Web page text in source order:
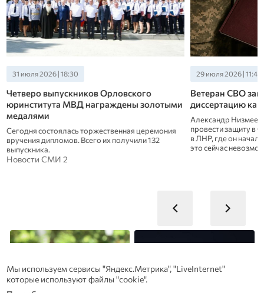
31 июля 2026 | 18:30
Четверо выпускников Орловского
юринститута МВД награждены золотыми
медалями
Сегодня состоялась торжественная церемония
вручения дипломов. Всего их получили 132
выпускника.
29 июля 2026 | 11:40
Ветеран СВО
диссертацию
Александр Низмеев
провести защиту в
в ЛНР, где он начал
это сейчас
Новости СМИ 2
Мы используем сервисы "Яндекс.Метрика", "LiveInternet"
которые используют файлы "cookie".